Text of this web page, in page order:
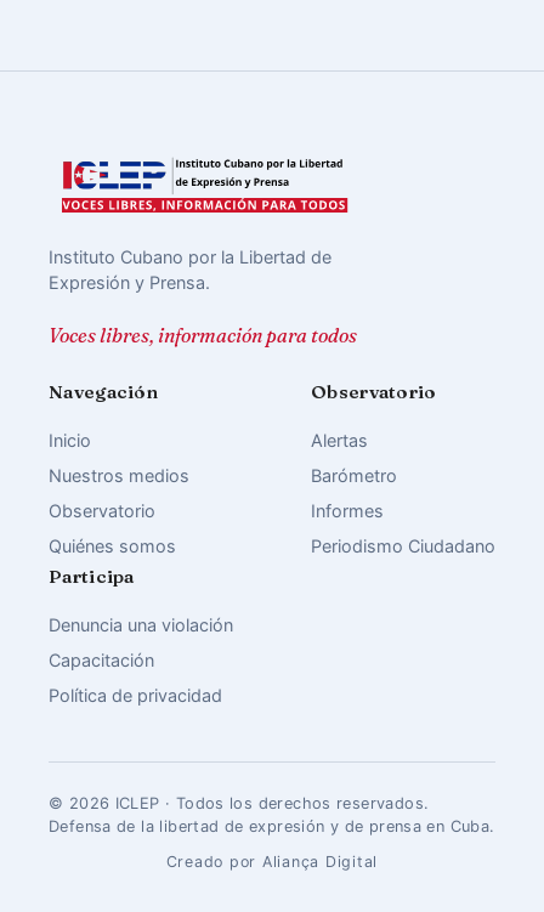
Instituto Cubano por la Libertad de
Expresión y Prensa.
Voces libres, información para todos
Navegación
Inicio
Nuestros medios
Observatorio
Quiénes somos
Observatorio
Alertas
Barómetro
Informes
Periodismo Ciudadano
Participa
Denuncia una violación
Capacitación
Política de privacidad
© 2026 ICLEP · Todos los derechos reservados.
Defensa de la libertad de expresión y de prensa en Cuba.
Creado por Aliança Digital